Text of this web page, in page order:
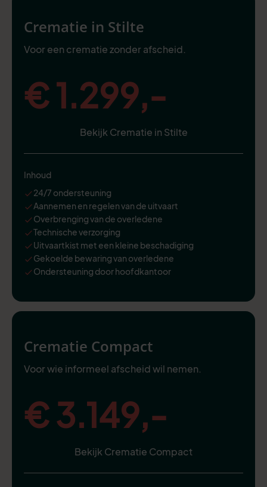
Crematie in Stilte
Voor een crematie zonder afscheid.
€ 1.299,-
Bekijk Crematie in Stilte
Inhoud
24/7 ondersteuning
Aannemen en regelen van de uitvaart
Overbrenging van de overledene
Technische verzorging
Uitvaartkist met een kleine beschadiging
Gekoelde bewaring van overledene
Ondersteuning door hoofdkantoor
Crematie Compact
Voor wie informeel afscheid wil nemen.
€ 3.149,-
Bekijk Crematie Compact